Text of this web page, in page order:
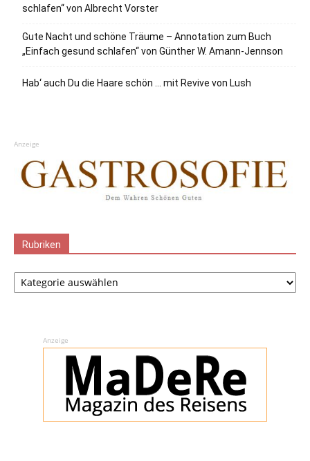
schlafen“ von Albrecht Vorster
Gute Nacht und schöne Träume – Annotation zum Buch
„Einfach gesund schlafen“ von Günther W. Amann-Jennson
Hab‘ auch Du die Haare schön … mit Revive von Lush
Anzeige
Rubriken
Rubriken
Anzeige